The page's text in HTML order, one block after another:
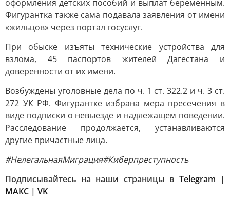
оформления детских пособий и выплат беременным.
Фигурантка также сама подавала заявления от имени
«жильцов» через портал госуслуг.
При обыске изъяты технические устройства для
взлома, 45 паспортов жителей Дагестана и
доверенности от их имени.
Возбуждены уголовные дела по ч. 1 ст. 322.2 и ч. 3 ст.
272 УК РФ. Фигурантке избрана мера пресечения в
виде подписки о невыезде и надлежащем поведении.
Расследование продолжается, устанавливаются
другие причастные лица.
#НелегальнаяМиграция#Киберпреступность
Подписывайтесь на наши страницы в Telegram |
МАКС | VK